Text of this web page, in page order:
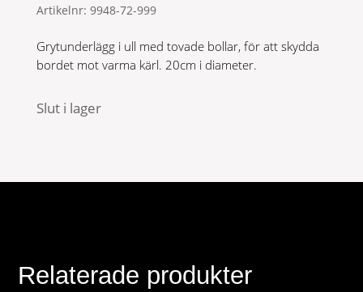
Artikelnr: 9948-72-999
Grytunderlägg i ull med tovade bollar, för att skydda
bordet mot varma kärl. 20cm i diameter.
Slut i lager
Relaterade produkter